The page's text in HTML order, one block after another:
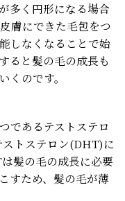
多く円形になる場合
膚にできた毛包をつ
しなくなることで始
ると髪の毛の成長も
くのです。
であるテストステロ
ストステロン(DHT)に
髪の毛の成長に必要
すため、髪の毛が薄